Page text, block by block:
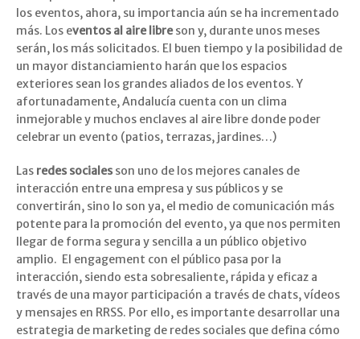
los eventos, ahora, su importancia aún se ha incrementado
más. Los eventos al aire libreson y, durante unos meses
serán, los más solicitados. El buen tiempo y la posibilidad de
un mayor distanciamiento harán que los espacios
exteriores sean los grandes aliados de los eventos. Y
afortunadamente, Andalucía cuenta con un clima
inmejorable y muchos enclaves al aire libre donde poder
celebrar un evento (patios, terrazas, jardines…)
Las redes socialesson uno de los mejores canales de
interacción entre una empresa y sus públicos y se
convertirán, sino lo son ya, el medio de comunicación más
potente para la promoción del evento, ya que nos permiten
llegar de forma segura y sencilla a un público objetivo
amplio. El engagement con el público pasa por la
interacción, siendo esta sobresaliente, rápida y eficaz a
través de una mayor participación a través de chats, vídeos
y mensajes en RRSS. Por ello, es importante desarrollar una
estrategia de marketing de redes sociales que defina cómo